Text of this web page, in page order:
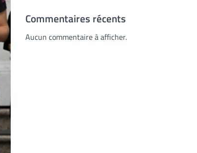
Commentaires récents
Aucun commentaire à afficher.